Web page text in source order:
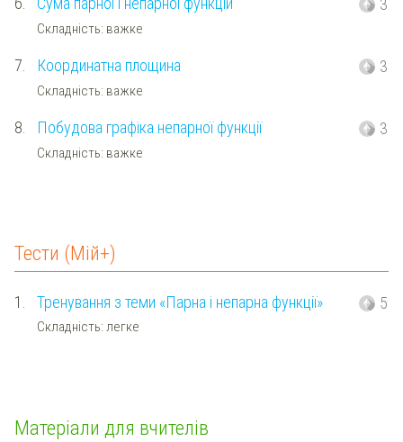
Складність: важке
3
7. Координатна площина
Складність: важке
3
8. Побудова графіка непарної функції
Складність: важке
3
Тести (Мій+)
1. Тренування з теми «Парна і непарна функції»
Складність: легке
5
Матеріали для вчителів